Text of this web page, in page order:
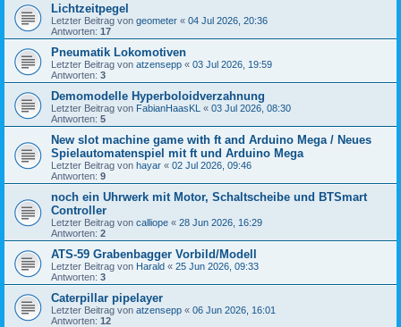
Lichtzeitpegel
Letzter Beitrag von geometer « 04 Jul 2026, 20:36
Antworten: 17
Pneumatik Lokomotiven
Letzter Beitrag von atzensepp « 03 Jul 2026, 19:59
Antworten: 3
Demomodelle Hyperboloidverzahnung
Letzter Beitrag von FabianHaasKL « 03 Jul 2026, 08:30
Antworten: 5
New slot machine game with ft and Arduino Mega / Neues
Spielautomatenspiel mit ft und Arduino Mega
Letzter Beitrag von hayar « 02 Jul 2026, 09:46
Antworten: 9
noch ein Uhrwerk mit Motor, Schaltscheibe und BTSmart
Controller
Letzter Beitrag von calliope « 28 Jun 2026, 16:29
Antworten: 2
ATS-59 Grabenbagger Vorbild/Modell
Letzter Beitrag von Harald « 25 Jun 2026, 09:33
Antworten: 3
Caterpillar pipelayer
Letzter Beitrag von atzensepp « 06 Jun 2026, 16:01
Antworten: 12